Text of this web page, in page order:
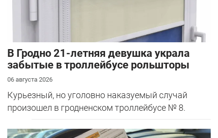
В Гродно 21-летняя девушка украла
забытые в троллейбусе рольшторы
06 августа 2026
Курьезный, но уголовно наказуемый случай
произошел в гродненском троллейбусе № 8.